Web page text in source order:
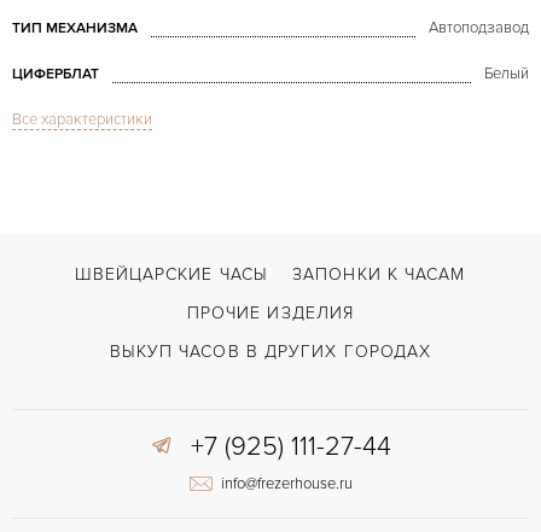
ТИП МЕХАНИЗМА Автоподзавод
ЦИФЕРБЛАТ Белый
СТЕКЛО
ВОЗМОЖНОСТИ ДОСТАВКИ
ЦВЕТ БРАСЛЕТА
Все характеристики
ШВЕЙЦАРСКИЕ ЧАСЫ
ЗАПОНКИ К ЧАСАМ
ПРОЧИЕ ИЗДЕЛИЯ
ВЫКУП ЧАСОВ В ДРУГИХ ГОРОДАХ
+7 (925) 111-27-44
info@frezerhouse.ru